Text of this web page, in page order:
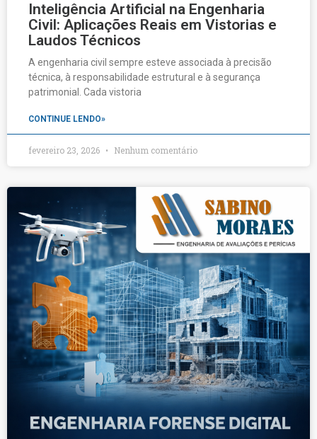
Inteligência Artificial na Engenharia
Civil: Aplicações Reais em Vistorias e
Laudos Técnicos
A engenharia civil sempre esteve associada à precisão
técnica, à responsabilidade estrutural e à segurança
patrimonial. Cada vistoria
CONTINUE LENDO»
fevereiro 23, 2026 Nenhum comentário